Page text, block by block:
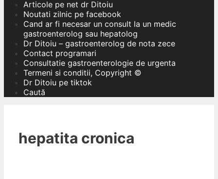
Articole pe net dr Ditoiu
Noutati zilnic pe facebook
Cand ar fi necesar un consult la un medic
gastroenterolog sau hepatolog
Dr Ditoiu – gastroenterolog de nota zece
Contact programari
Consultatie gastroenterologie de urgenta
Termeni si conditii, Copyright ©
Dr Ditoiu pe tiktok
Caută
hepatita cronica